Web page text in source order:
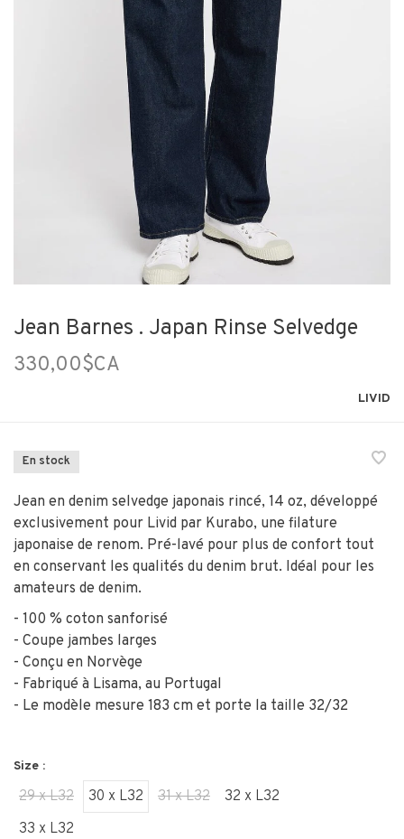
Jean Barnes . Japan Rinse Selvedge
330,00$CA
LIVID
En stock
Jean en denim selvedge japonais rincé, 14 oz, développé
exclusivement pour Livid par Kurabo, une filature
japonaise de renom. Pré-lavé pour plus de confort tout
en conservant les qualités du denim brut. Idéal pour les
amateurs de denim.
- 100 % coton sanforisé
- Coupe jambes larges
- Conçu en Norvège
- Fabriqué à Lisama, au Portugal
- Le modèle mesure 183 cm et porte la taille 32/32
Size :
29 x L32 30 x L32 31 x L32
32 x L32
33 x L32